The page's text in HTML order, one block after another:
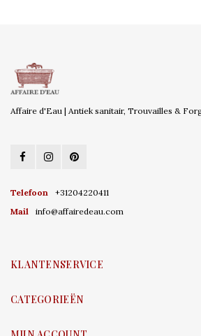
Affaire d'Eau | Antiek sanitair, Trouvailles &
Telefoon
+31204220411
Mail
info@affairedeau.com
KLANTENSERVICE
CATEGORIEËN